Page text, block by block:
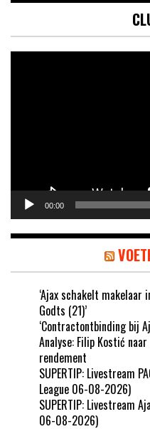
00:00
‘Ajax schakelt
Godts (21)’
‘Contractontbinding bij
Analyse: Filip Kostić
rendement
SUPERTIP: Livestream
League 06-08-2026)
SUPERTIP: Livestream
06-08-2026)